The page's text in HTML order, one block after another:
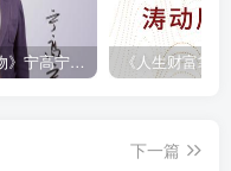
《三生万物》宁高宁（epub+mobi+azw3+pdf）
下一篇